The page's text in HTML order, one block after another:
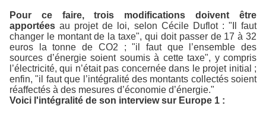
Pour ce faire, trois modifications doivent être
apportées au projet de loi, selon Cécile Duflot : "Il faut
changer le montant de la taxe", qui doit passer de 17 à 32
euros la tonne de CO2 ; "il faut que l’ensemble des
sources d’énergie soient soumis à cette taxe", y compris
l’électricité, qui n’était pas concernée dans le projet initial ;
enfin, "il faut que l’intégralité des montants collectés soient
réaffectés à des mesures d’économie d’énergie."
Voici l'intégralité de son interview sur Europe 1 :